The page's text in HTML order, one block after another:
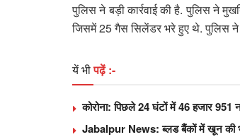
पुलिस ने बड़ी कार्रवाई की है. पुलिस ने
जिसमें 25 गैस सिलेंडर भरे हुए थे. पुलिस ने
यें भीपढ़ें :-
कोरोना: पिछले 24 घंटों में 46 हजार 951
Jabalpur News: ब्लड बैंकों में खून की